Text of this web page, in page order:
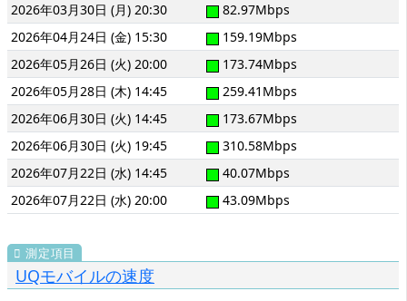
2026年03月30日 (月) 20:30
82.97Mbps
2026年04月24日 (金) 15:30
159.19Mbps
2026年05月26日 (火) 20:00
173.74Mbps
2026年05月28日 (木) 14:45
259.41Mbps
2026年06月30日 (火) 14:45
173.67Mbps
2026年06月30日 (火) 19:45
310.58Mbps
2026年07月22日 (水) 14:45
40.07Mbps
2026年07月22日 (水) 20:00
43.09Mbps
UQモバイルの速度